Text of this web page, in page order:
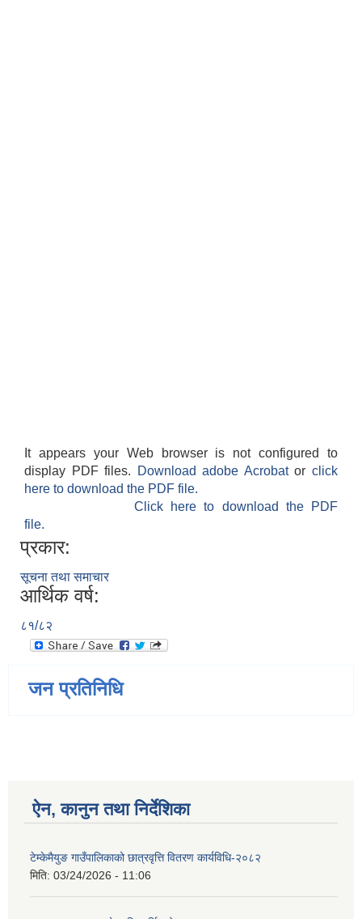
It appears your Web browser is not configured to
display PDF files.
Download adobe Acrobatorclick
here to download the PDF file.
Click here to download the PDF
file.
प्रकार:
सूचना तथा समाचार
आर्थिक वर्ष:
८१/८२
जन प्रतिनिधि
ऐन, कानुन तथा निर्देशिका
टेम्केमैयुङ गाउँपालिकाको छात्रवृत्ति वितरण कार्यविधि-२०८२
मिति: 03/24/2026 - 11:06